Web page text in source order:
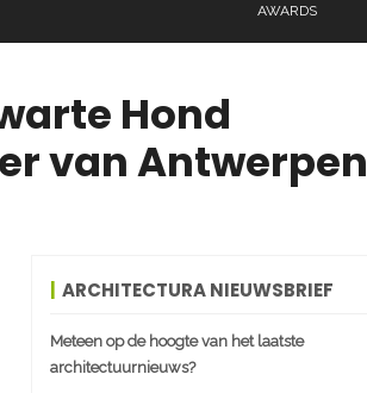
AWARDS
Hond
van Antwerpen
ARCHITECTURA NIEUWSBRIEF
Meteen op de hoogte van het laatste
architectuurnieuws?